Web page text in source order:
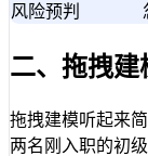
风险预判
二、拖拽建
拖拽建模听起来
两名刚入职的初